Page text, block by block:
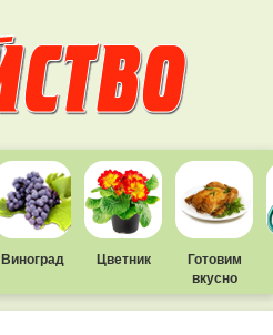
Виноград Цветник
Готовим
вкусно